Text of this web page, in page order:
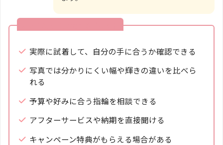
実際に試着して、自分の手に合うか確認できる
写真では分かりにくい幅や輝きの違いを比べら
れる
予算や好みに合う指輪を相談できる
アフターサービスや納期を直接聞ける
キャンペーン特典がもらえる場合がある